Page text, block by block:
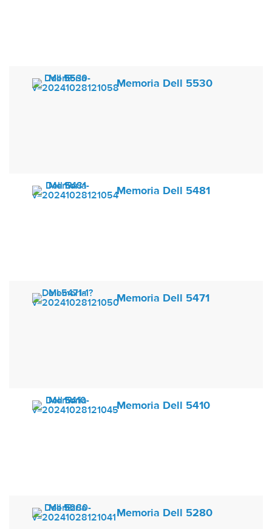
Memoria Dell 5530
Memoria Dell 5481
Memoria Dell 5471
Memoria Dell 5410
Memoria Dell 5280